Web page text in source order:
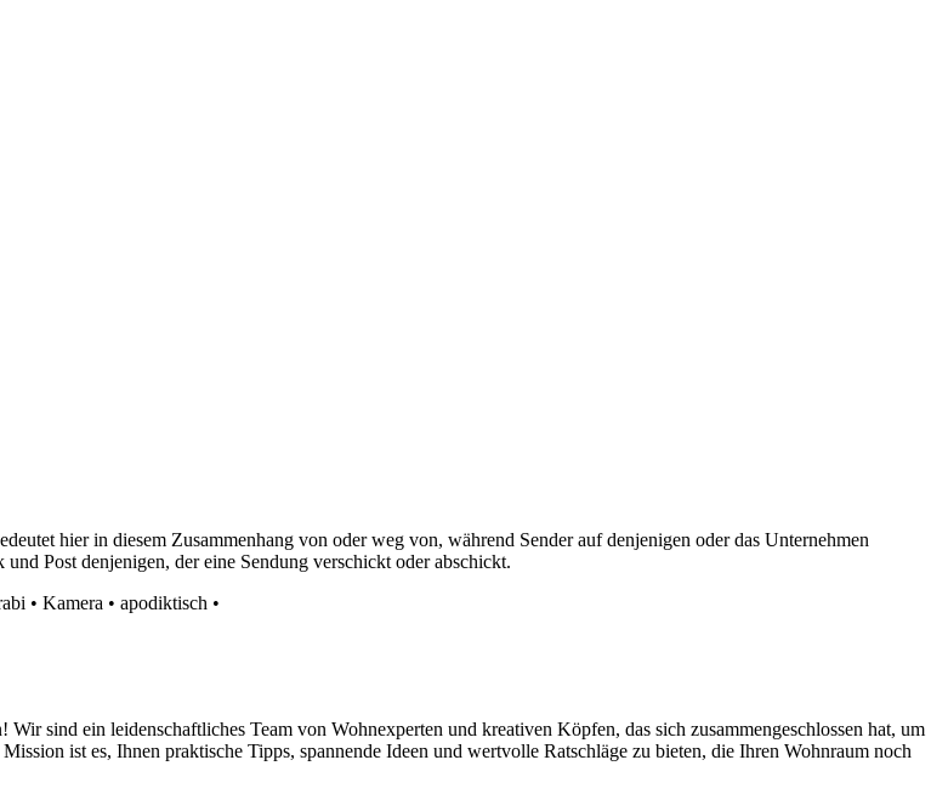
hier in diesem Zusammenhang von oder weg von, während Sender auf denjenigen oder das Unternehmen
Post denjenigen, der eine Sendung verschickt oder abschickt.
• Kamera • apodiktisch •
sind ein leidenschaftliches Team von Wohnexperten und kreativen Köpfen, das sich zusammengeschlossen hat, um
ist es, Ihnen praktische Tipps, spannende Ideen und wertvolle Ratschläge zu bieten, die Ihren Wohnraum noch